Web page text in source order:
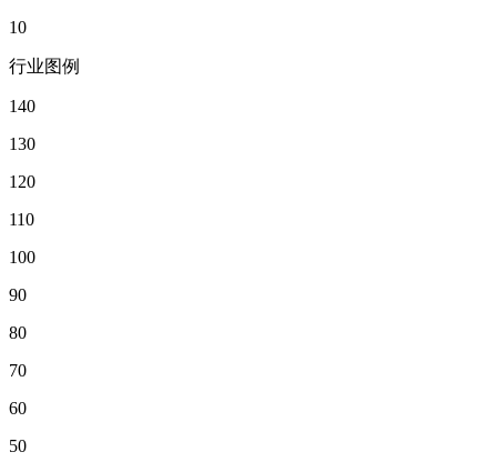
10
行业图例
140
130
120
110
100
90
80
70
60
50